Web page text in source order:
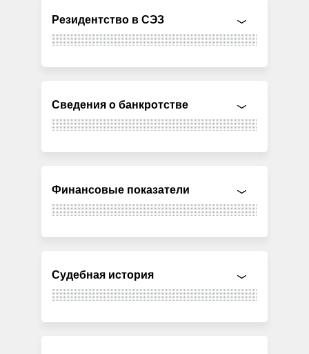
Резидентство в СЭЗ
Сведения о банкротстве
Финансовые показатели
Судебная история